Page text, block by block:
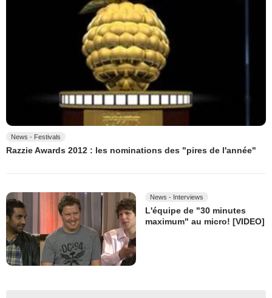
News - Festivals
Razzie Awards 2012 : les nominations des "pires de l'année"
News - Interviews
L'équipe de "30 minutes
maximum" au micro! [VIDEO]